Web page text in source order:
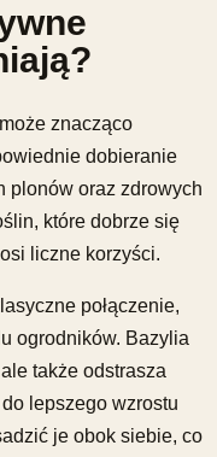
znacząco
dobieranie
plonów oraz zdrowych
które dobrze się
liczne korzyści.
połączenie,
ogrodników. Bazylia
także odstrasza
lepszego wzrostu
je obok siebie, co